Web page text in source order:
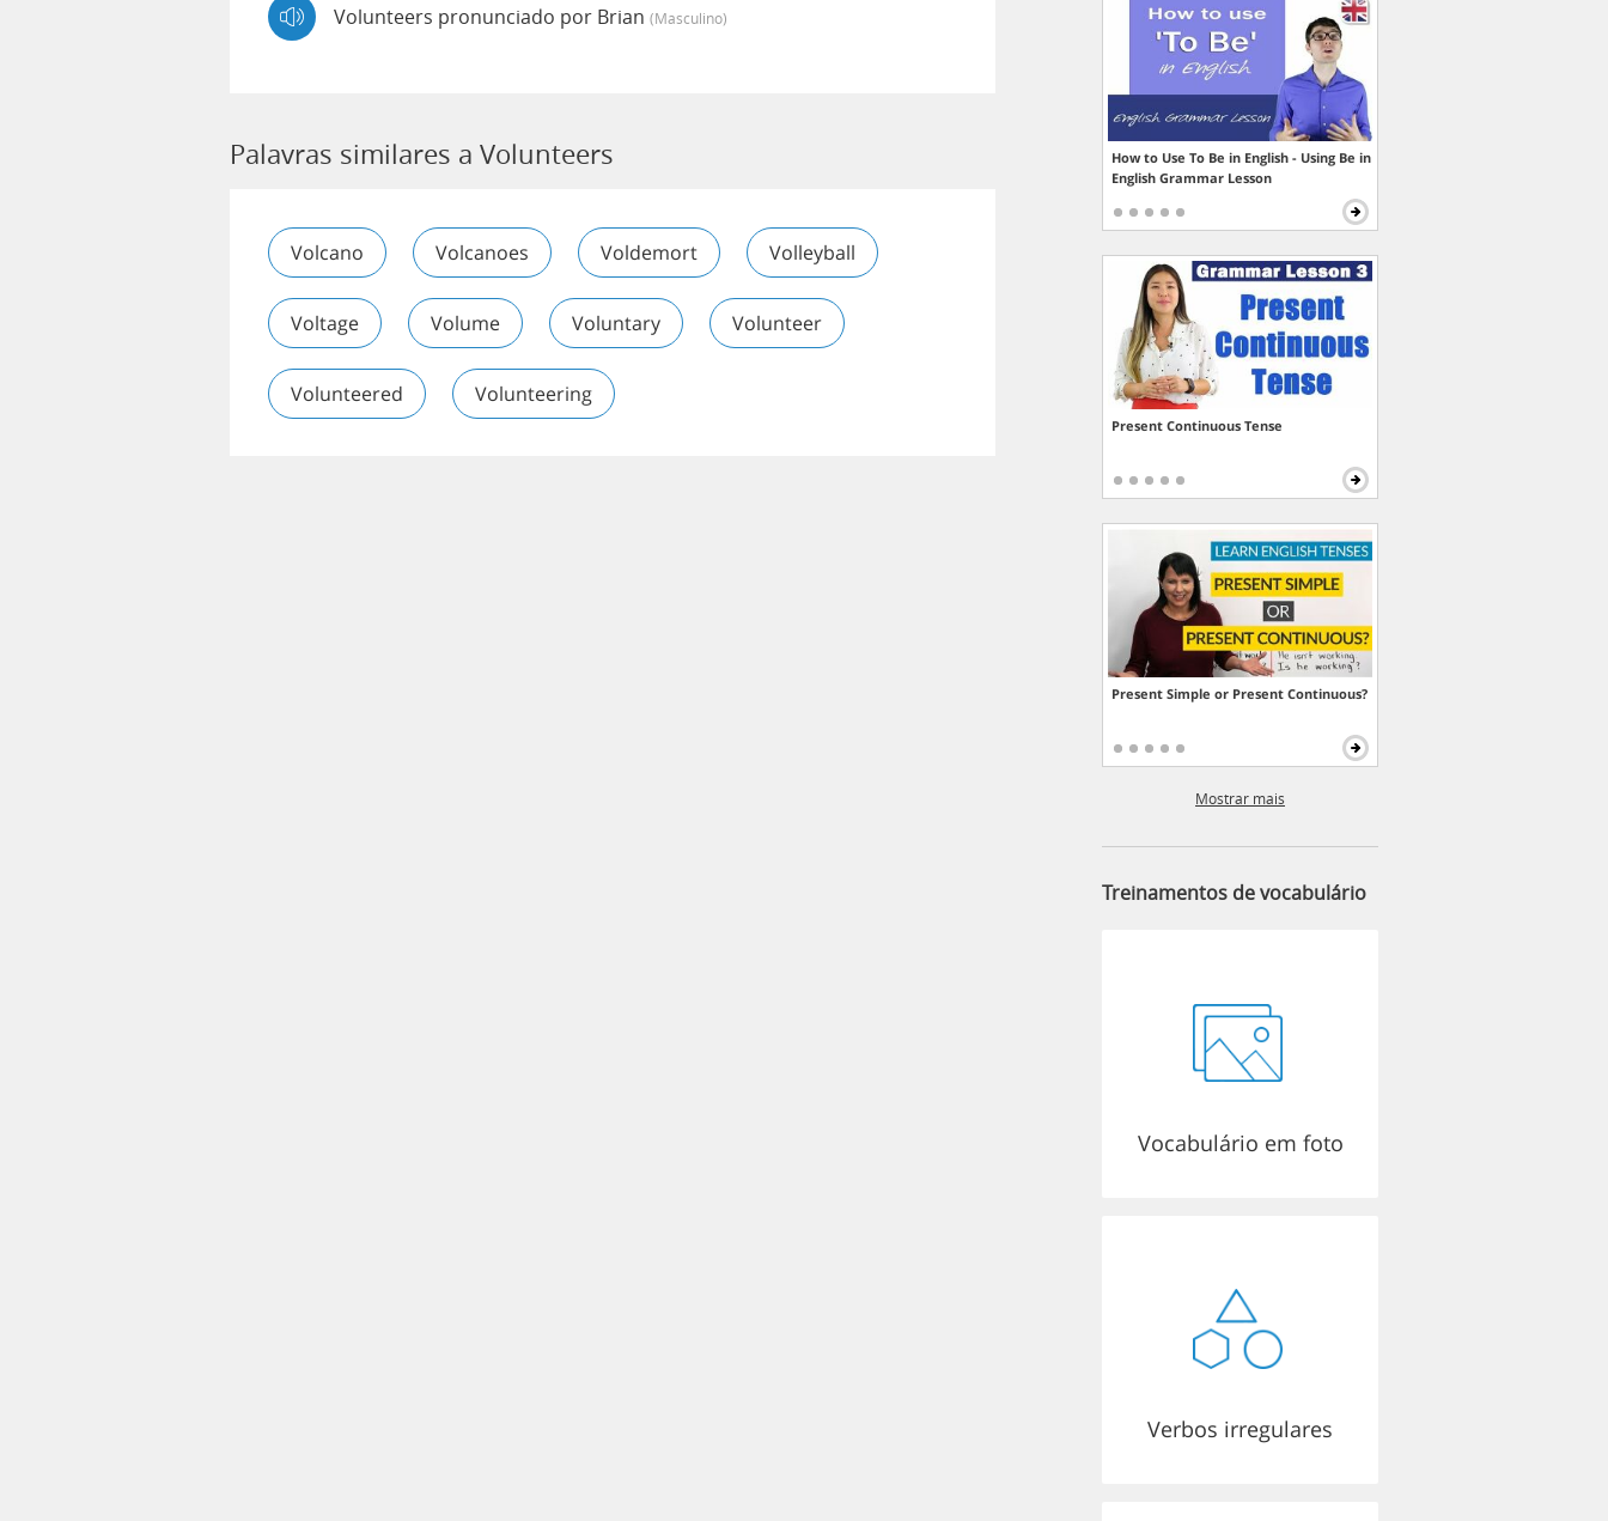
Volunteers pronunciado por Brian (masculino)
Palavras similares a Volunteers
Volcano Volcanoes Voldemort Volleyball
Voltage Volume Voluntary Volunteer
Volunteered Volunteering
How to Use To Be in English - Using Be in
English Grammar Lesson
Present Continuous Tense
Present Simple or Present Continuous?
Mostrar mais
Treinamentos de vocabulário
Vocabulário em foto
Verbos irregulares